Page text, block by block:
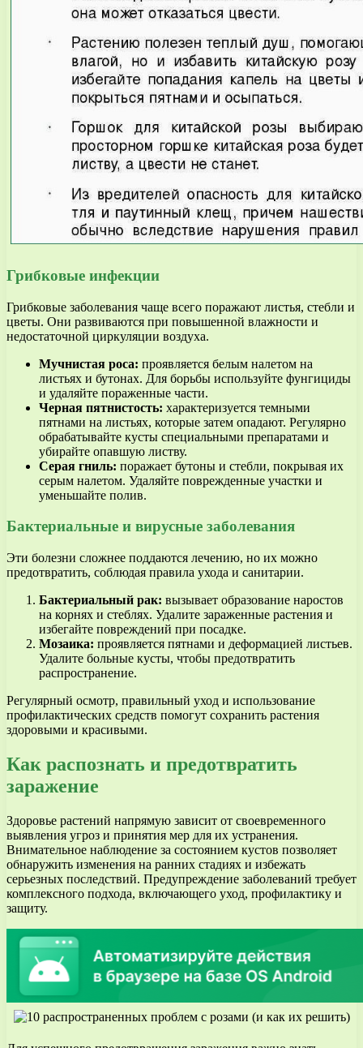
Грибковые инфекции
Грибковые заболевания чаще всего поражают листья, стебли и
цветы. Они развиваются при повышенной влажности и
недостаточной циркуляции воздуха.
Мучнистая роса: проявляется белым налетом на
листьях и бутонах. Для борьбы используйте фунгициды
и удаляйте пораженные части.
Черная пятнистость: характеризуется темными
пятнами на листьях, которые затем опадают. Регулярно
обрабатывайте кусты специальными препаратами и
убирайте опавшую листву.
Серая гниль: поражает бутоны и стебли, покрывая их
серым налетом. Удаляйте поврежденные участки и
уменьшайте полив.
Бактериальные и вирусные заболевания
Эти болезни сложнее поддаются лечению, но их можно
предотвратить, соблюдая правила ухода и санитарии.
Бактериальный рак: вызывает образование наростов
на корнях и стеблях. Удалите зараженные растения и
избегайте повреждений при посадке.
Мозаика: проявляется пятнами и деформацией листьев.
Удалите больные кусты, чтобы предотвратить
распространение.
Регулярный осмотр, правильный уход и использование
профилактических средств помогут сохранить растения
здоровыми и красивыми.
Как распознать и предотвратить
заражение
Здоровье растений напрямую зависит от своевременного
выявления угроз и принятия мер для их устранения.
Внимательное наблюдение за состоянием кустов позволяет
обнаружить изменения на ранних стадиях и избежать
серьезных последствий. Предупреждение заболеваний требует
комплексного подхода, включающего уход, профилактику и
защиту.